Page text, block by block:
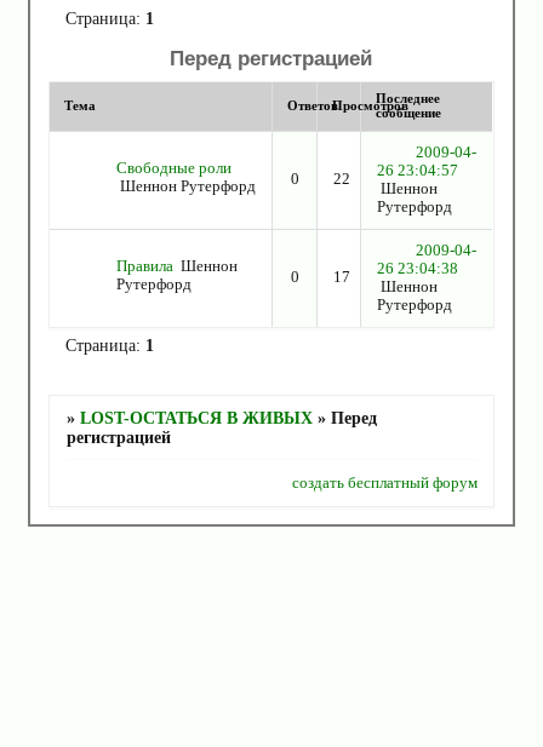
Перед регистрацией
Страница: 1
Тема ОтветовПросмотровПоследнее
сообщение
Свободные роли
Шеннон Рутерфорд
0 22
2009-04-
26 23:04:57
Шеннон
Рутерфорд
Правила Шеннон
Рутерфорд
0 17
2009-04-
26 23:04:38
Шеннон
Рутерфорд
Страница: 1
»LOST-ОСТАТЬСЯ В ЖИВЫХ »Перед
регистрацией
создать бесплатный форум